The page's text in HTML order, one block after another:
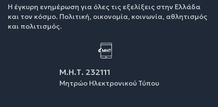
Η έγκυρη ενημέρωση για όλες τις εξελίξεις στην Ελλάδα
και τον κόσμο. Πολιτική, οικονομία, κοινωνία, αθλητισμός
και πολιτισμός.
Μ.Η.Τ. 232111
Μητρώο Ηλεκτρονικού Τύπου